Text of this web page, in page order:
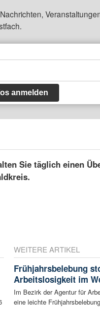
anmelden
Sie täglich einen
WEITERE ARTIKEL
Frühjahrsbelebung
Arbeitslosigkeit im
Im Bezirk der Agentur für
eine leichte